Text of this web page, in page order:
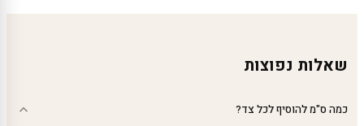
שאלות נפוצות
כמה ס"מ להוסיף לכל צד?